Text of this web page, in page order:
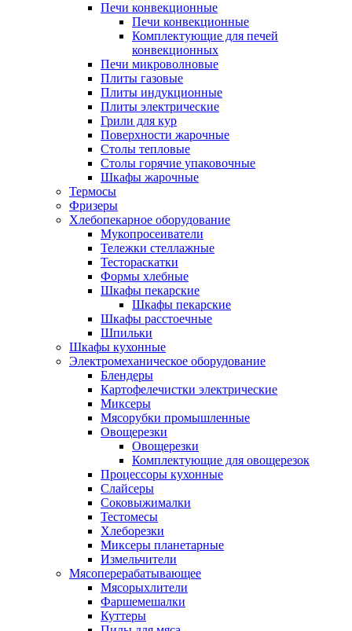
Печи конвекционные
Печи конвекционные
Комплектующие для печей
конвекционных
Печи микроволновые
Плиты газовые
Плиты индукционные
Плиты электрические
Грили для кур
Поверхности жарочные
Столы тепловые
Столы горячие упаковочные
Шкафы жарочные
Термосы
Фризеры
Хлебопекарное оборудование
Мукопросеиватели
Тележки стеллажные
Тестораскатки
Формы хлебные
Шкафы пекарские
Шкафы пекарские
Шкафы расстоечные
Шпильки
Шкафы кухонные
Электромеханическое оборудование
Блендеры
Картофелечистки электрические
Миксеры
Мясорубки промышленные
Овощерезки
Овощерезки
Комплектующие для овощерезок
Процессоры кухонные
Слайсеры
Соковыжималки
Тестомесы
Хлеборезки
Миксеры планетарные
Измельчители
Мясоперерабатывающее
Мясорыхлители
Фаршемешалки
Куттеры